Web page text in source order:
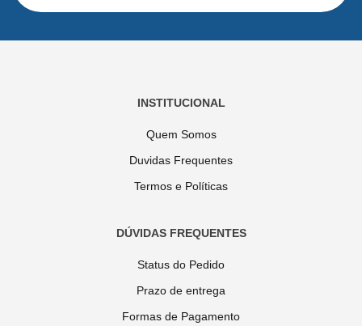
INSTITUCIONAL
Quem Somos
Duvidas Frequentes
Termos e Políticas
DÚVIDAS FREQUENTES
Status do Pedido
Prazo de entrega
Formas de Pagamento